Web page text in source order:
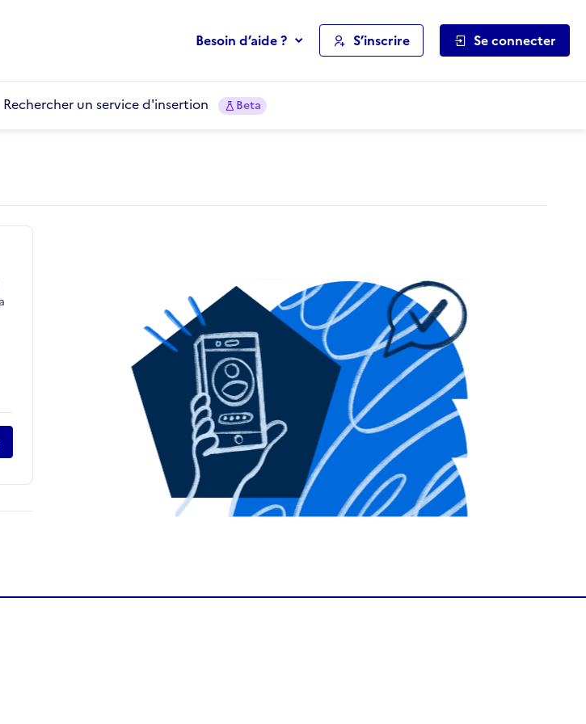
Besoin d’aide ? S’inscrire Se connecter
Rechercher un service d'insertion Beta